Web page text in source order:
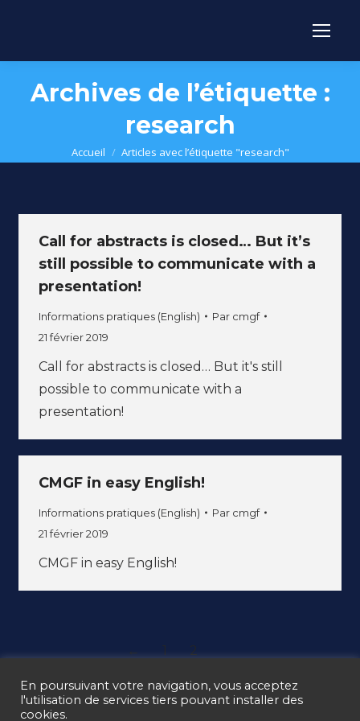
Archives de l’étiquette :
research
Vous êtes ici :
Accueil Articles avec l’étiquette "research"
Call for abstracts is closed… But it’s
still possible to communicate with a
presentation!
Informations pratiques (English) Par cmgf
21 février 2019
Call for abstracts is closed… But it's still
possible to communicate with a
presentation!
CMGF in easy English!
Informations pratiques (English) Par cmgf
21 février 2019
CMGF in easy English!
← 1 2
En poursuivant votre navigation, vous acceptez
l'utilisation de services tiers pouvant installer des
cookies.